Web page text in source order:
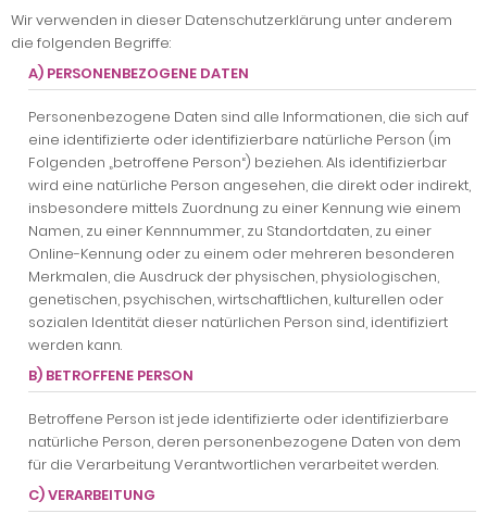
Wir verwenden in dieser Datenschutzerklärung unter anderem
die folgenden Begriffe:
A) PERSONENBEZOGENE DATEN
Personenbezogene Daten sind alle Informationen, die sich auf
eine identifizierte oder identifizierbare natürliche Person (im
Folgenden „betroffene Person“) beziehen. Als identifizierbar
wird eine natürliche Person angesehen, die direkt oder indirekt,
insbesondere mittels Zuordnung zu einer Kennung wie einem
Namen, zu einer Kennnummer, zu Standortdaten, zu einer
Online-Kennung oder zu einem oder mehreren besonderen
Merkmalen, die Ausdruck der physischen, physiologischen,
genetischen, psychischen, wirtschaftlichen, kulturellen oder
sozialen Identität dieser natürlichen Person sind, identifiziert
werden kann.
B) BETROFFENE PERSON
Betroffene Person ist jede identifizierte oder identifizierbare
natürliche Person, deren personenbezogene Daten von dem
für die Verarbeitung Verantwortlichen verarbeitet werden.
C) VERARBEITUNG